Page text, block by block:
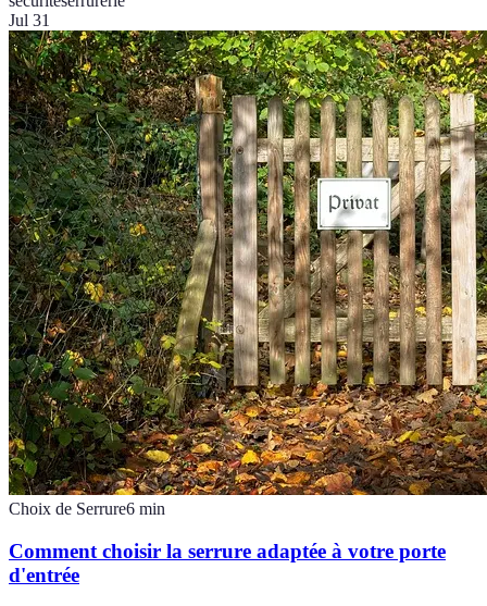
Jul 31
Choix de Serrure6 min
Comment choisir la serrure adaptée à votre porte
d'entrée